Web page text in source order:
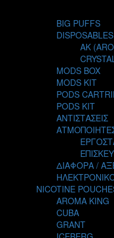
NUBO
OPMH
S-ELF
SADBOY
SCANDAL
STEAM
STEAM
TALES
TATTOO
THE
THE
TIKI
TWIST
VGOD
BIG PUFFS
DISPOSABLES
AK
MODS BOX
MODS KIT
PODS
PODS KIT
ΑΝΤΙΣΤΑΣΕΙΣ
ΔΙΑΦΟΡΑ /
NICOTINE
AROMA KING
CUBA
GRANT